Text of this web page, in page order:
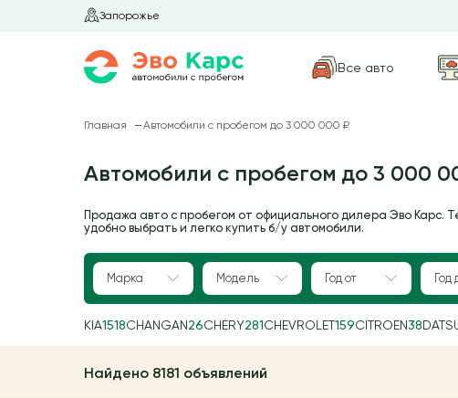
Запорожье
Все авто
Главная Автомобили с пробегом до 3 000 000 ₽
Автомобили с пробегом до 3 000
Продажа авто с пробегом от официального дилера Эво
удобно выбрать и легко купить б/у автомобили.
Марка Модель Год от Год
KIA1518CHANGAN26CHERY281CHEVROLET159CITROEN38
Найдено 8181 объявлений